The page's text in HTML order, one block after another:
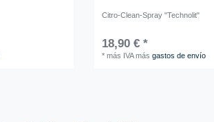
Citro-Clean-Spray "Technolit"
18,90 € *
*más IVAmásgastos de envío